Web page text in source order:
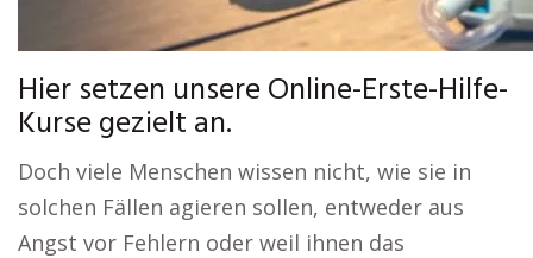
Hier setzen unsere Online-Erste-Hilfe-
Kurse gezielt an.
Doch viele Menschen wissen nicht, wie sie in
solchen Fällen agieren sollen, entweder aus
Angst vor Fehlern oder weil ihnen das